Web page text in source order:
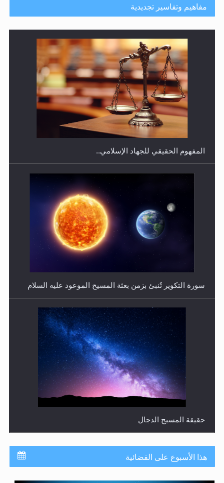
هل يجوز فتح مشروع كوافير نسائي للمحجبات وغير
المحجبات؟
فتوى أمير المؤمنين الميرزا مسرور أحمد أيده الله في أطفال
مفاهيم وتفاسير تجديدية
المفهوم الحقيقي للجهاد الإسلامي..
سورة التكوير تُنبئ بزمن بعثة المسيح الموعود عليه السلام
حقيقة المسيح الدجال
هذا الأسبوع على الفضائية